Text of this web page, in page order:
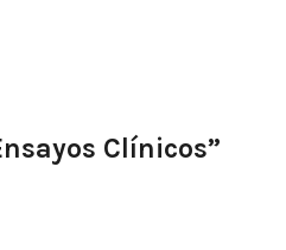
Clínicos”